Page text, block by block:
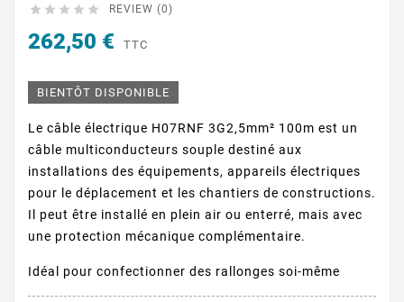
     REVIEW (0)
262,50 € TTC
BIENTÔT DISPONIBLE
Le câble électrique H07RNF 3G2,5mm² 100m est un
câble multiconducteurs souple destiné aux
installations des équipements, appareils électriques
pour le déplacement et les chantiers de constructions.
Il peut être installé en plein air ou enterré, mais avec
une protection mécanique complémentaire.
Idéal pour confectionner des rallonges soi-même